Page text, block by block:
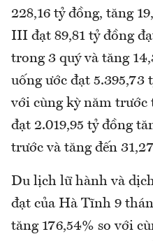
228,16 tỷ đồng, tăng
III đạt 89,81 tỷ đồng
trong 3 quý và tăng
uống ước đạt 5.395,73
với cùng kỳ năm
đạt 2.019,95 tỷ đồng
trước và tăng đến
Du lịch lữ hành và
đạt của Hà Tĩnh 9
tăng 176,54% so với